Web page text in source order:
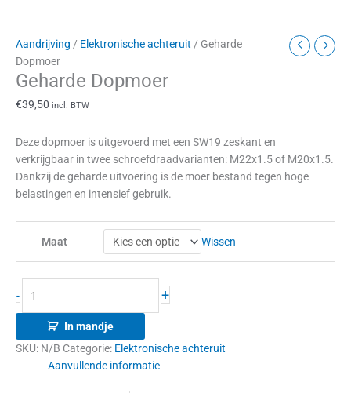
Aandrijving / Elektronische achteruit / Geharde
Dopmoer
Geharde Dopmoer
€39,50 incl. BTW
Deze dopmoer is uitgevoerd met een SW19 zeskant en
verkrijgbaar in twee schroefdraadvarianten: M22x1.5 of M20x1.5.
Dankzij de geharde uitvoering is de moer bestand tegen hoge
belastingen en intensief gebruik.
Maat Wissen
- +
In mandje
SKU: N/B Categorie: Elektronische achteruit
Aanvullende informatie